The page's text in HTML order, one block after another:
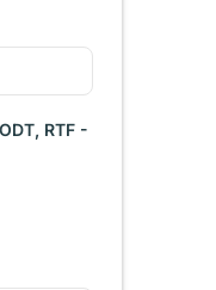
RTF -